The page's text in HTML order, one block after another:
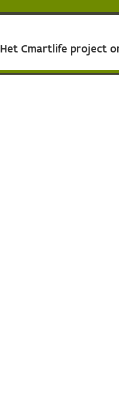
Het Cmartlife project